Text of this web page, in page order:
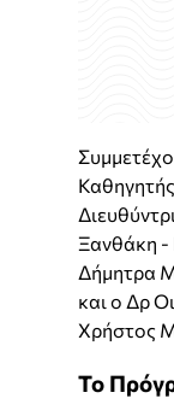
Καθηγητής
Ξανθάκη -
Δήμητρα
και ο Δρ
Χρήστος
Το